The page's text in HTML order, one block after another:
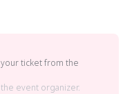
ticket from the
event organizer.